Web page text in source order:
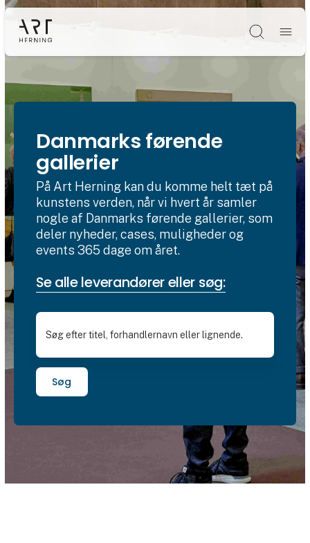
Søg
Danmarks førende
gallerier
På Art Herning kan du komme helt tæt på
kunstens verden, når vi hvert år samler
nogle af Danmarks førende gallerier, som
deler nyheder, cases, muligheder og
events 365 dage om året.
Se alle leverandører eller søg:
Søg